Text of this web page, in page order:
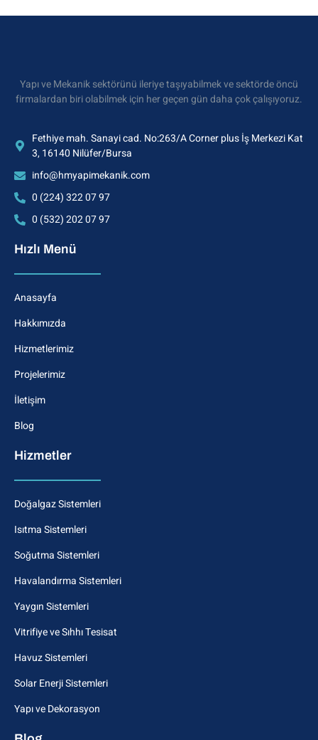
Yapı ve Mekanik sektörünü ileriye taşıyabilmek ve sektörde öncü
firmalardan biri olabilmek için her geçen gün daha çok çalışıyoruz.
Fethiye mah. Sanayi cad. No:263/A Corner plus İş Merkezi Kat
3, 16140 Nilüfer/Bursa
info@hmyapimekanik.com
0 (224) 322 07 97
0 (532) 202 07 97
Hızlı Menü
Anasayfa
Hakkımızda
Hizmetlerimiz
Projelerimiz
İletişim
Blog
Hizmetler
Doğalgaz Sistemleri
Isıtma Sistemleri
Soğutma Sistemleri
Havalandırma Sistemleri
Yaygın Sistemleri
Vitrifiye ve Sıhhı Tesisat
Havuz Sistemleri
Solar Enerji Sistemleri
Yapı ve Dekorasyon